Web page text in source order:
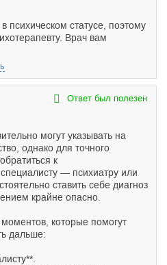
психическом статусе, поэтому
Врач вам
Ответ был полезен
могут указывать на
однако для точного
к
— психиатру или
ставить себе диагноз
крайне опасно.
которые помогут
дальше: